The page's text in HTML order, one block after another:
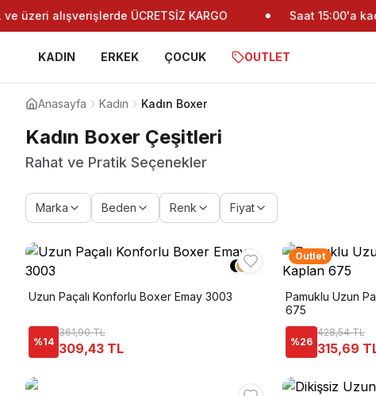
alışverişlerde ÜCRETSİZ KARGO Saat 15:00'a
KADIN ERKEK ÇOCUK OUTLET
Anasayfa Kadın Kadın Boxer
Kadın Boxer Çeşitleri
Rahat ve Pratik Seçenekler
Marka Beden Renk Fiyat
+ 2
Uzun Paçalı Konforlu Boxer Emay 3003
%14
361,90 TL
309,43 TL
Outlet
Pamuklu Uzun
675
%26
428,54 TL
315,69